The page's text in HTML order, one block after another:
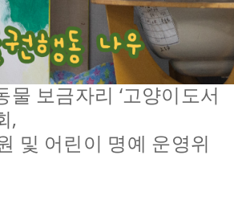
물 보금자리 ‘고양이도서
,
및 어린이 명예 운영위